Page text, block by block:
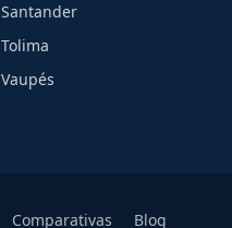
Santander
Tolima
Vaupés
Comparativas Blog